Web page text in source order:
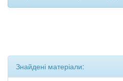
Знайдені матеріали: